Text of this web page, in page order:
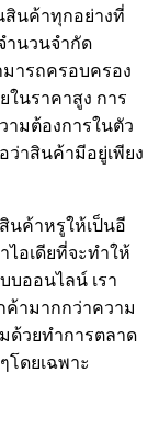
สินค้าทุกอย่างที่
ำนวนจำกัด
ารถครอบครอง
ในราคาสูง การ
ามต้องการในตัว
ว่าสินค้ามีอยู่เพียง
นค้าหรูให้เป็นอี
อเดียที่จะทำให้
บออนไลน์ เรา
ค้ามากกว่าความ
ด้วยทำการตลาด
ดยเฉพาะ